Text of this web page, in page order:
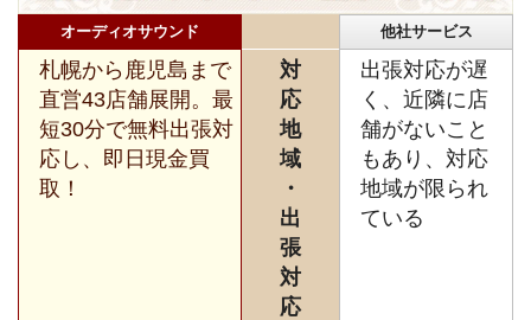
オーディオサウンド 他社サービス
札幌から鹿児島まで
直営43店舗展開。最
短30分で無料出張対
応し、即日現金買
取！
対
応
地
域
・
出
張
対
応
出張対応が遅
く、近隣に店
舗がないこと
もあり、対応
地域が限られ
ている